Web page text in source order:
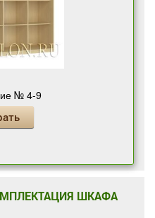
№ 4-9
ШКАФА